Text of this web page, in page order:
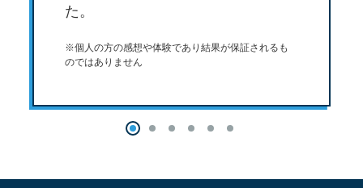
た。
※個人の方の感想や体験であり結果が保証されるも
のではありません